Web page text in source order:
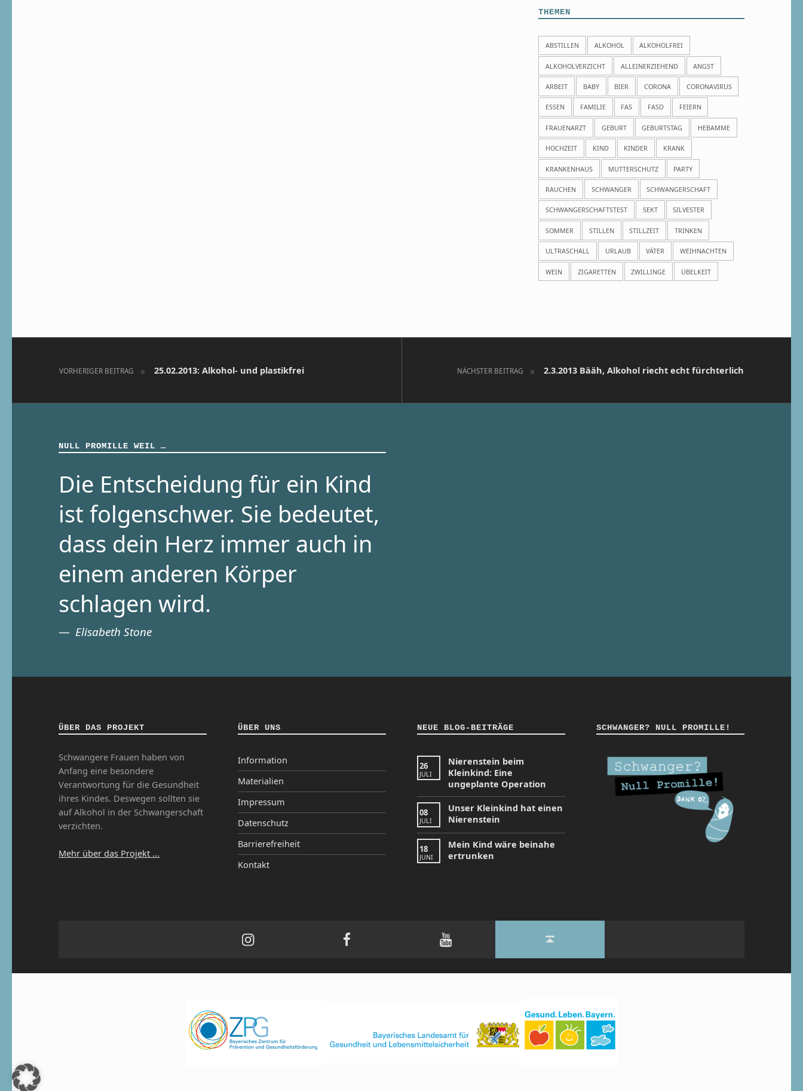
THEMEN
ABSTILLEN ALKOHOL ALKOHOLFREI
ALKOHOLVERZICHT ALLEINERZIEHEND ANGST
ARBEIT BABY BIER CORONA CORONAVIRUS
ESSEN FAMILIE FAS FASD FEIERN
FRAUENARZT GEBURT GEBURTSTAG HEBAMME
HOCHZEIT KIND KINDER KRANK
KRANKENHAUS MUTTERSCHUTZ PARTY
RAUCHEN SCHWANGER SCHWANGERSCHAFT
SCHWANGERSCHAFTSTEST SEKT SILVESTER
SOMMER STILLEN STILLZEIT TRINKEN
ULTRASCHALL URLAUB VÄTER WEIHNACHTEN
WEIN ZIGARETTEN ZWILLINGE ÜBELKEIT
Beitragsnavigation
VORHERIGER BEITRAG 25.02.2013: Alkohol- und plastikfrei NÄCHSTER BEITRAG 2.3.2013 Bääh, Alkohol riecht echt fürchterlich
NULL PROMILLE WEIL …
Die Entscheidung für ein Kind
ist folgenschwer. Sie bedeutet,
dass dein Herz immer auch in
einem anderen Körper
schlagen wird.
Elisabeth Stone
ÜBER DAS PROJEKT
Schwangere Frauen haben von
Anfang eine besondere
Verantwortung für die Gesundheit
ihres Kindes. Deswegen sollten sie
auf Alkohol in der Schwangerschaft
verzichten.
Mehr über das Projekt ...
ÜBER UNS
Information
Materialien
Impressum
Datenschutz
Barrierefreiheit
Kontakt
NEUE BLOG-BEITRÄGE
26
JULI
Nierenstein beim
Kleinkind: Eine
ungeplante Operation
08
JULI
Unser Kleinkind hat einen
Nierenstein
18
JUNI
Mein Kind wäre beinahe
ertrunken
SCHWANGER? NULL PROMILLE!
Back to top ↑